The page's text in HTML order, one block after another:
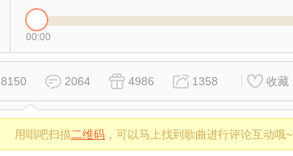
00:00
8150 2064 4986 1358 收藏
用唱吧扫描二维码 ，可以马上找到歌曲进行评论互动哦~